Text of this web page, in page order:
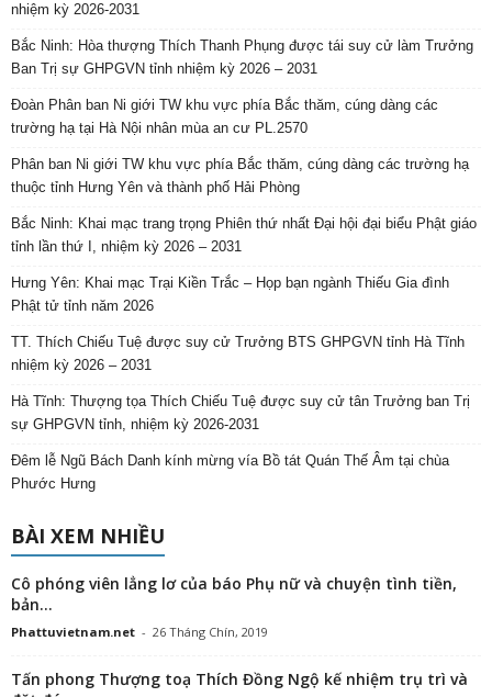
nhiệm kỳ 2026-2031
Bắc Ninh: Hòa thượng Thích Thanh Phụng được tái suy cử làm Trưởng
Ban Trị sự GHPGVN tỉnh nhiệm kỳ 2026 – 2031
Đoàn Phân ban Ni giới TW khu vực phía Bắc thăm, cúng dàng các
trường hạ tại Hà Nội nhân mùa an cư PL.2570
Phân ban Ni giới TW khu vực phía Bắc thăm, cúng dàng các trường hạ
thuộc tỉnh Hưng Yên và thành phố Hải Phòng
Bắc Ninh: Khai mạc trang trọng Phiên thứ nhất Đại hội đại biểu Phật giáo
tỉnh lần thứ I, nhiệm kỳ 2026 – 2031
Hưng Yên: Khai mạc Trại Kiền Trắc – Họp bạn ngành Thiếu Gia đình
Phật tử tỉnh năm 2026
TT. Thích Chiếu Tuệ được suy cử Trưởng BTS GHPGVN tỉnh Hà Tĩnh
nhiệm kỳ 2026 – 2031
Hà Tĩnh: Thượng tọa Thích Chiếu Tuệ được suy cử tân Trưởng ban Trị
sự GHPGVN tỉnh, nhiệm kỳ 2026-2031
Đêm lễ Ngũ Bách Danh kính mừng vía Bồ tát Quán Thế Âm tại chùa
Phước Hưng
BÀI XEM NHIỀU
Cô phóng viên lẳng lơ của báo Phụ nữ và chuyện tình tiền,
bản...
Phattuvietnam.net - 26 Tháng Chín, 2019
Tấn phong Thượng toạ Thích Đồng Ngộ kế nhiệm trụ trì và